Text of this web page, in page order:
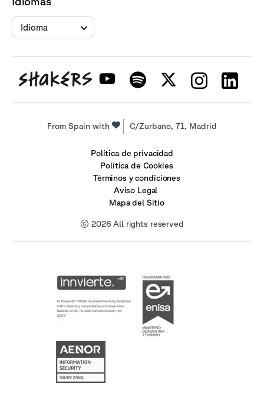
Idioma
From Spain with C/Zurbano, 71, Madrid
Política de privacidad
Política de Cookies
Términos y condiciones
Aviso Legal
Mapa del Sitio
© 2026 All rights reserved